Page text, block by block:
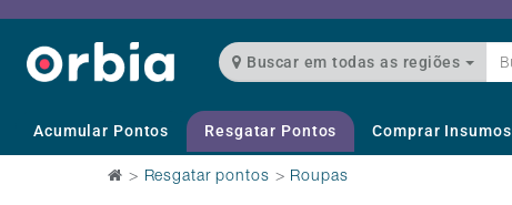
Buscar em todas as regiões
Acumular Pontos Resgatar Pontos Comprar Insumos
> Resgatar pontos > Roupas